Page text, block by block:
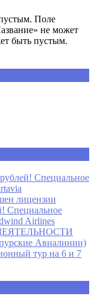
Поле
не может
быть пустым.
Специальное
лицензии
Специальное
Airlines
Авиалинии)
тур на 6 и 7